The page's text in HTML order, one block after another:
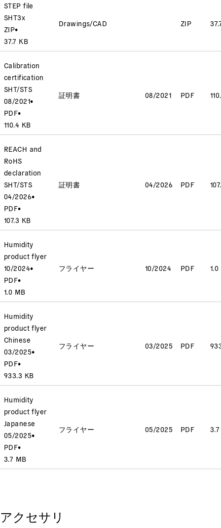
STEP file
SHT3x
ZIP•
37.7 KB
Drawings/CAD ZIP
Calibration
certification
SHT/STS
08/2021•
PDF•
110.4 KB
証明書 08/2021 PDF
REACH and
RoHS
declaration
SHT/STS
04/2026•
PDF•
107.3 KB
証明書 04/2026 PDF
Humidity
product flyer
10/2024•
PDF•
1.0 MB
フライヤー 10/2024 PDF
Humidity
product flyer
Chinese
03/2025•
PDF•
933.3 KB
フライヤー 03/2025 PDF
Humidity
product flyer
Japanese
05/2025•
PDF•
3.7 MB
フライヤー 05/2025 PDF
アクセサリ